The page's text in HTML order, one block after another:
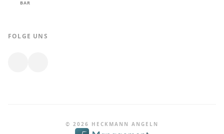
BAR
FOLGE UNS
© 2026 HECKMANN ANGELN